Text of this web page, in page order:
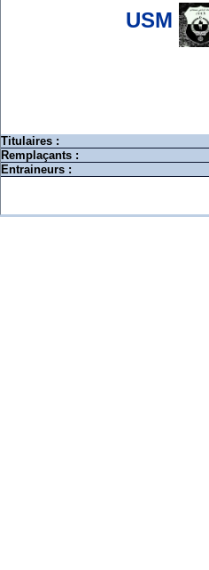
USM
Titulaires :
Remplaçants :
Entraineurs :